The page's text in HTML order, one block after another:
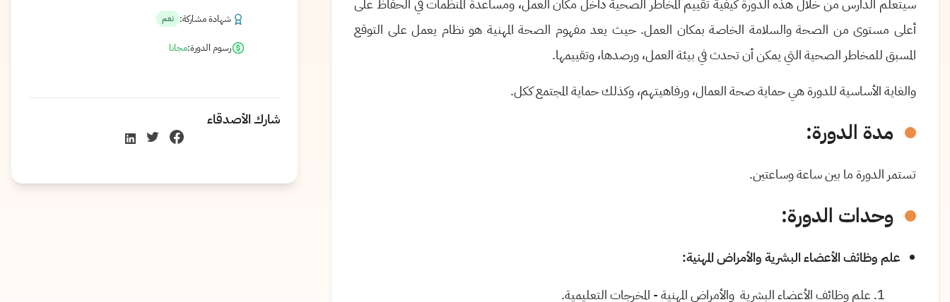
سيتعلم الدارس من خلال هذه الدورة كيفية تقييم المخاطر الصحية داخل مكان العمل، ومساعدة المنظمات في الحفاظ على
أعلى مستوى من الصحة والسلامة الخاصة بمكان العمل. حيث يعد مفهوم الصحة المهنية هو نظام يعمل على التوقع
المسبق للمخاطر الصحية التي يمكن أن تحدث في بيئة العمل، ورصدها، وتقييمها.
والغاية الأساسية للدورة هي حماية صحة العمال، ورفاهيتهم، وكذلك حماية المجتمع ككل.
مدة الدورة:
تستمر الدورة ما بين ساعة وساعتين.
وحدات الدورة:
علم وظائف الأعضاء البشرية والأمراض المهنية:
علم وظائف الأعضاء البشرية والأمراض المهنية - المخرجات التعليمية.
شهادة مشاركة: نعم
رسوم الدورة:مجانا
شارك الأصدقاء